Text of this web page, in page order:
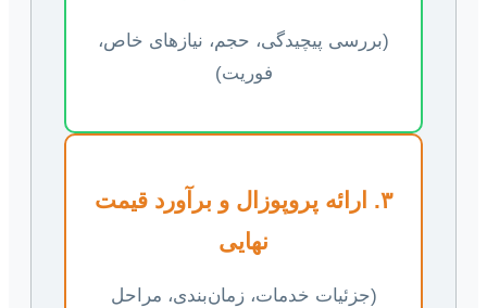
(بررسی پیچیدگی، حجم، نیازهای خاص،
فوریت)
۳. ارائه پروپوزال و برآورد قیمت
نهایی
(جزئیات خدمات، زمان‌بندی، مراحل